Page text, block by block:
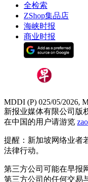
全检索
ZShop集品店
海峡时报
商业时报
MDDI (P) 025/05/2026,
新报业媒体有限公司版
在中国的用户请游览
提醒：新加坡网络业者
法律行动。
第三方公司可能在早报
第三方公司的任何交易